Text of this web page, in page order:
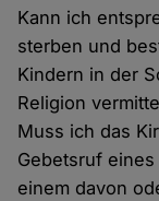
Kann ich
sterben und
Kindern in der
Religion
Muss ich das
Gebetsruf
einem davon